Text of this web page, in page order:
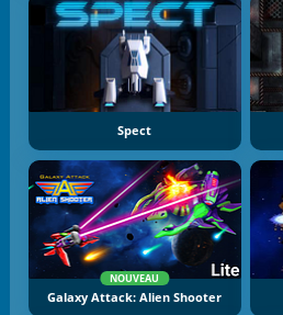
Spect
NOUVEAU
Galaxy Attack: Alien Shooter